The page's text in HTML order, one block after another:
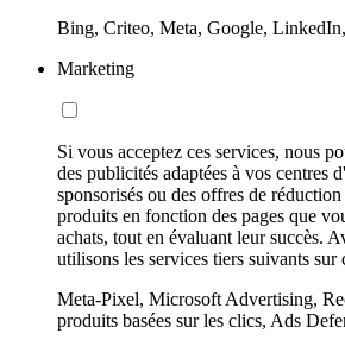
Bing, Criteo, Meta, Google,
Marketing
Si vous acceptez ces services, nous
des publicités adaptées à vos centres
sponsorisés ou des offres de
produits en fonction des pages que
achats, tout en évaluant leur succès.
utilisons les services tiers suivants sur
Meta-Pixel, Microsoft Advertising,
produits basées sur les clics, Ads